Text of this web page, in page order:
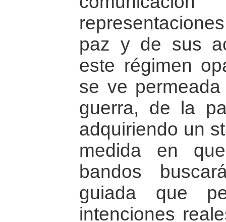
paz y de sus
este régimen
se ve
guerra, de la
adquiriendo un
medida en
bandos
guiada que
intenciones